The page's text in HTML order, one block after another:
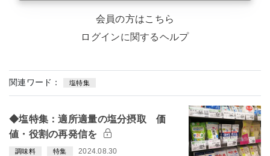
会員の方はこちら
ログインに関するヘルプ
関連ワード： 塩特集
◆塩特集：適所適量の塩分摂取 価
値・役割の再発信を
調味料 特集 2024.08.30